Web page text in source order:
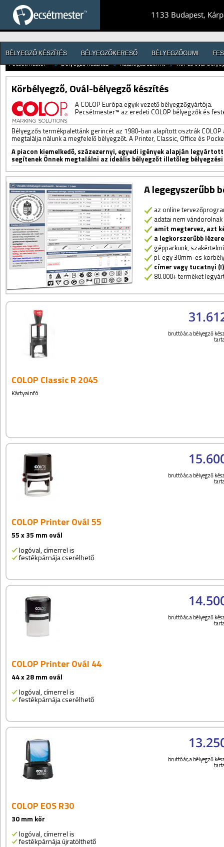
1133 Budapest,
BÉLYEGZŐ KÉSZÍTÉS BÉLYEGZŐKERESŐ BÉLYEGZŐGUMI
Pecsétmester™ // Bélyegző készítés // Katalógus szerint // Kör és ovál
Körbélyegző, Ovál-bélyegző készítés
A COLOP Európa egyik vezető bélyegzőgyártója.
Pecsétmester™ az eredeti COLOP bélyegzők és
Bélyegzős termékpalettánk gerincét az 1980-ban alapított osztrák
megtalálja nálunk a megfelelő bélyegzőt. A Printer, Classic, Office és
A piacon kiemelkedő, százezernyi, egyedi igények alapján
segítenek Önnek megtalálni az ideális bélyegzőt illetőleg
A legegyszerűbb
az online
adatai nem
amit megtervez, azt
a legkorszerűbb
gépparkunk,
pl. egy 30mm-es
címer vagy tucatnyi
80.000+ terméket
bruttó ár, a bélyegző
COLOP Classic R 2045
Kártyainfó
bruttó ár, a bélyegző
COLOP Printer Ovál 55
55 x 35 mm ovál
logóval, címerrel is
festékpárnája cserélhető
bruttó ár, a bélyegző
COLOP Printer Ovál 44
44 x 28 mm ovál
logóval, címerrel is
festékpárnája cserélhető
bruttó ár, a bélyegző
COLOP EOS R30
30 mm kör
logóval, címerrel is
festékpárnája újratölthető